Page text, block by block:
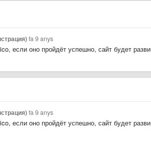
fa 9 anys
если оно пройдёт успешно, сайт будет
fa 9 anys
если оно пройдёт успешно, сайт будет